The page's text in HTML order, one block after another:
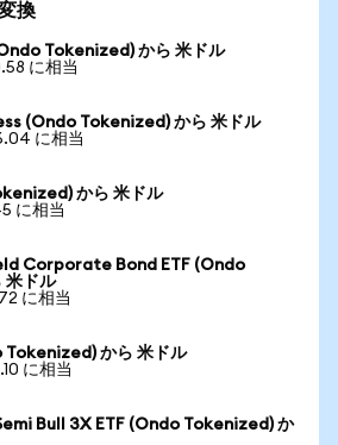
換
Tokenized) から 米ドル
に相当
(Ondo Tokenized) から 米ドル
に相当
から 米ドル
に相当
Corporate Bond ETF (Ondo
米ドル
に相当
から 米ドル
に相当
Bull 3X ETF (Ondo Tokenized) か